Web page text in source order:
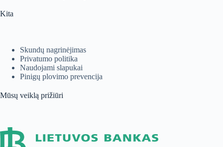
Kita
Skundų nagrinėjimas
Privatumo politika
Naudojami slapukai
Pinigų plovimo prevencija
Mūsų veiklą prižiūri